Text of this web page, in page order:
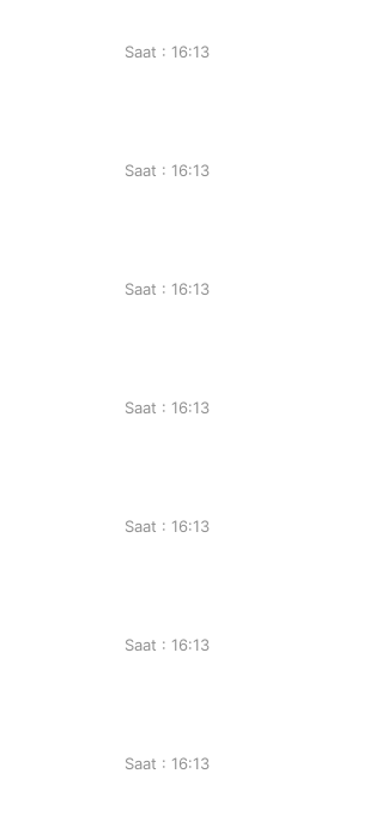
Saat : 16:13
Saat : 16:13
Saat : 16:13
Saat : 16:13
Saat : 16:13
Saat : 16:13
Saat : 16:13